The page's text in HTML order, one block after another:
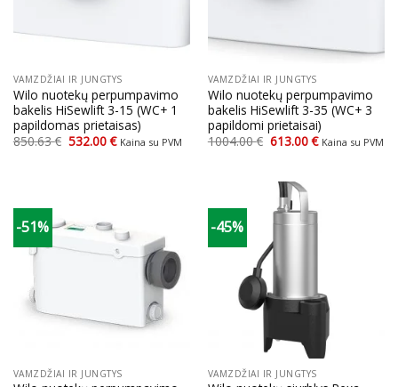
VAMZDŽIAI IR JUNGTYS
Wilo nuotekų perpumpavimo
bakelis HiSewlift 3-15 (WC+ 1
papildomas prietaisas)
850.63€ Original
price
532.00€Current
price
Kaina su PVM
VAMZDŽIAI IR JUNGTYS
Wilo nuotekų perpumpavimo
bakelis HiSewlift 3-35 (WC+ 3
papildomi prietaisai)
1004.00€ Original
price
613.00€Current
price
Kaina su PVM
-51%
VAMZDŽIAI IR JUNGTYS
-45%
VAMZDŽIAI IR JUNGTYS